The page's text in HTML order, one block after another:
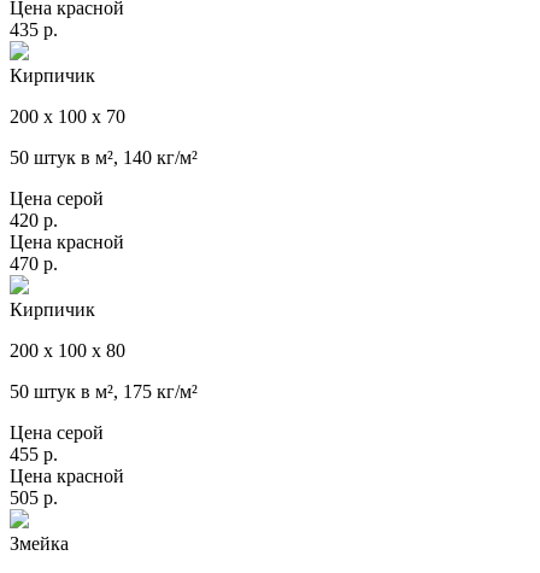
Цена красной
435 р.
Кирпичик
200 х 100 х 70
50 штук в м², 140 кг/м²
Цена серой
420 р.
Цена красной
470 р.
Кирпичик
200 х 100 х 80
50 штук в м², 175 кг/м²
Цена серой
455 р.
Цена красной
505 р.
Змейка